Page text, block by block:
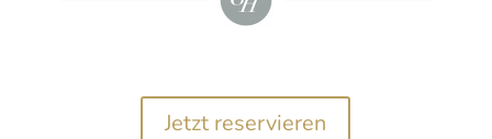
Jetzt reservieren